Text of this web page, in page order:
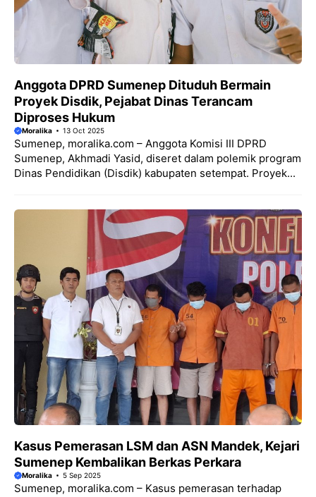
Anggota DPRD Sumenep Dituduh Bermain
Proyek Disdik, Pejabat Dinas Terancam
Diproses Hukum
Moralika 13 Oct 2025
Sumenep, moralika.com – Anggota Komisi III DPRD
Sumenep, Akhmadi Yasid, diseret dalam polemik program
Dinas Pendidikan (Disdik) kabupaten setempat. Proyek...
Kasus Pemerasan LSM dan ASN Mandek, Kejari
Sumenep Kembalikan Berkas Perkara
Moralika 5 Sep 2025
Sumenep, moralika.com – Kasus pemerasan terhadap